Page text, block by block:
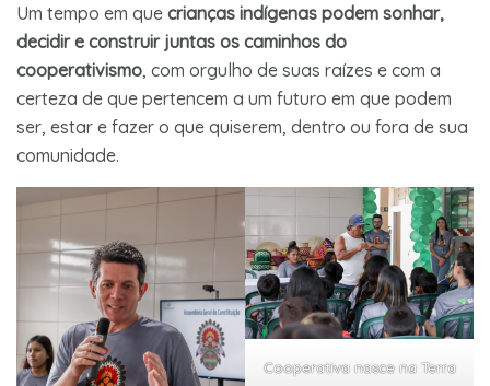
Um tempo em que crianças indígenas podem sonhar,
decidir e construir juntas os caminhos do
cooperativismo, com orgulho de suas raízes e com a
certeza de que pertencem a um futuro em que podem
ser, estar e fazer o que quiserem, dentro ou fora de sua
comunidade.
Cooperativa nasce na Terra